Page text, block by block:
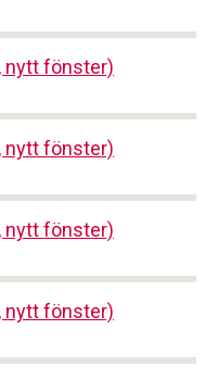
nytt fönster)
nytt fönster)
nytt fönster)
nytt fönster)